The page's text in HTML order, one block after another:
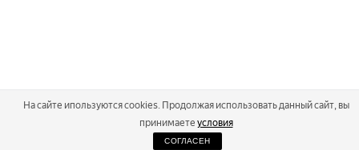
На сайте ипользуются cookies. Продолжая использовать данный сайт, вы
принимаете условия
СОГЛАСЕН